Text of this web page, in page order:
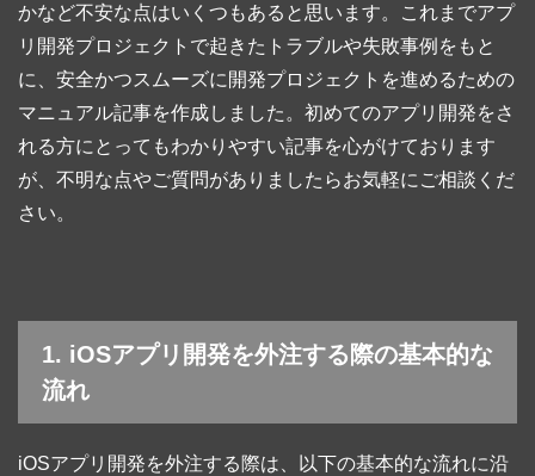
かなど不安な点はいくつもあると思います。これまでアプ
リ開発プロジェクトで起きたトラブルや失敗事例をもと
に、安全かつスムーズに開発プロジェクトを進めるための
マニュアル記事を作成しました。初めてのアプリ開発をさ
れる方にとってもわかりやすい記事を心がけております
が、不明な点やご質問がありましたらお気軽にご相談くだ
さい。
1. iOSアプリ開発を外注する際の基本的な
流れ
iOSアプリ開発を外注する際は、以下の基本的な流れに沿